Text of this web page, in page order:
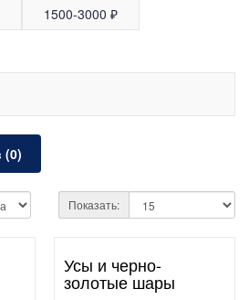
1500-3000 ₽
(0)
Показать:
Усы и черно-
золотые шары